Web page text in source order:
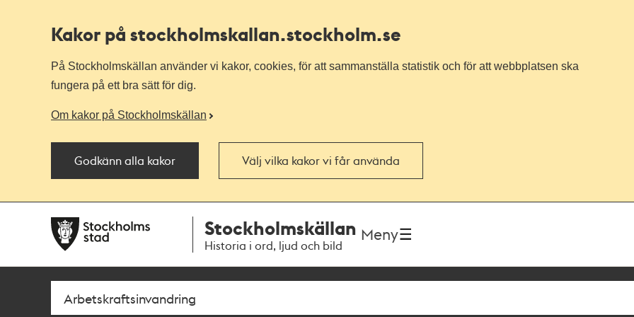
Kakor på stockholmskallan.stockholm.se
På Stockholmskällan använder vi kakor, cookies, för att sammanställa statistik och för att webbplatsen ska
fungera på ett bra sätt för dig.
Om kakor på Stockholmskällan
Godkänn alla kakor Välj vilka kakor vi får använda
navigationen
huvudinnehållet
Stockholmskällan
Historia i ord, ljud och bild
Meny
Sök